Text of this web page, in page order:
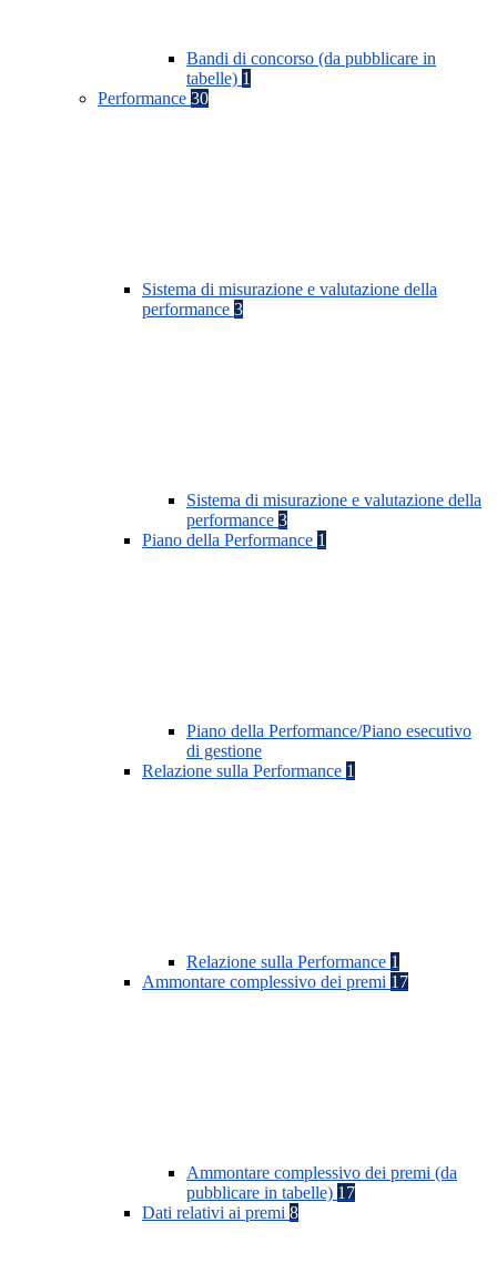
Bandi di concorso (da pubblicare in
tabelle) 1
Performance 30
Sistema di misurazione e valutazione della
performance 3
Sistema di misurazione e valutazione della
performance 3
Piano della Performance 1
Piano della Performance/Piano esecutivo
di gestione
Relazione sulla Performance 1
Relazione sulla Performance 1
Ammontare complessivo dei premi 17
Ammontare complessivo dei premi (da
pubblicare in tabelle) 17
Dati relativi ai premi 8